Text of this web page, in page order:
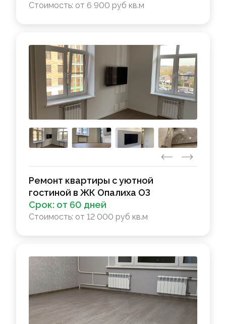
Стоимость: от 6 900 руб кв.м
Ремонт квартиры с уютной
гостиной в ЖК Опалиха ОЗ
Срок: от 60 дней
Стоимость: от 12 000 руб кв.м